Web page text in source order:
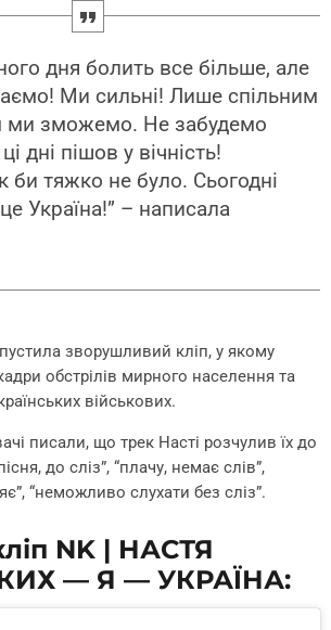
дня болить все більше, але
Ми сильні! Лише спільним
ми зможемо. Не забудемо
дні пішов у вічність!
би тяжко не було. Сьогодні
Україна!” – написала
зворушливий кліп, у якому
обстрілів мирного населення та
військових.
писали, що трек Насті розчулив їх до
до сліз”, “плачу, немає слів”,
“неможливо слухати без сліз”.
NK | НАСТЯ
— Я — УКРАЇНА: